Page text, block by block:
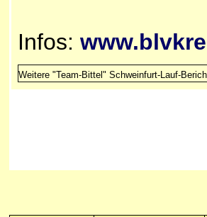
Infos:
Weitere "Team-Bittel" Schweinfurt-Lauf-